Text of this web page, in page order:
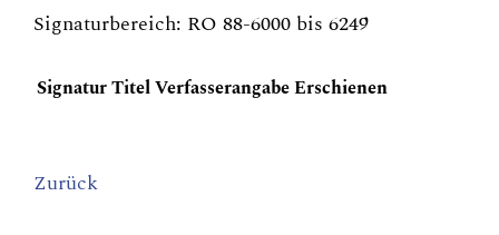
Signaturbereich: RO 88-6000 bis 6249
SignaturTitelVerfasserangabeErschienen
Zurück